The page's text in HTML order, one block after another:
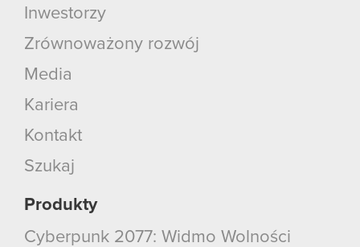
Inwestorzy
Zrównoważony rozwój
Media
Kariera
Kontakt
Szukaj
Produkty
Cyberpunk 2077: Widmo Wolności